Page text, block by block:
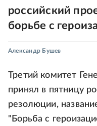
российский
борьбе с
Александр Бушев
Третий комитет
принял в пятницу
резолюции,
"Борьба с